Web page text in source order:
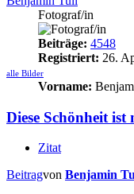
Fotograf/in
Beiträge: 4548
Registriert: 26.
alle Bilder
Vorname:
Diese Schönheit ist
Zitat
Beitragvon Benjamin